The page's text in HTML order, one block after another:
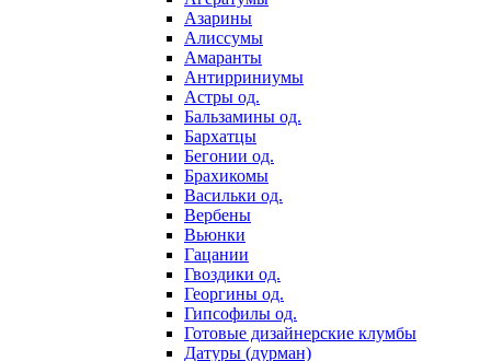
Азарины
Алиссумы
Амаранты
Антирриниумы
Астры од.
Бальзамины од.
Бархатцы
Бегонии од.
Брахикомы
Васильки од.
Вербены
Вьюнки
Гацании
Гвоздики од.
Георгины од.
Гипсофилы од.
Готовые дизайнерские клумбы
Датуры (дурман)